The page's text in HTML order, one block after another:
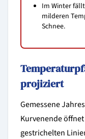
Im Winter
milderen
Schnee.
projiziert
Gemessene
Kurvenende
gestrichelten